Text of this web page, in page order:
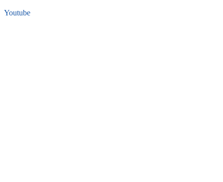
Youtube